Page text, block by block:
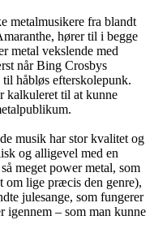
metalmusikere fra blandt
hører til i begge
metal vekslende med
når Bing Crosbys
til håbløs efterskolepunk.
kalkuleret til at kunne
musik har stor kvalitet og
og alligevel med en
meget power metal, som
om lige præcis den genre),
julesange, som fungerer
igennem – som man kunne